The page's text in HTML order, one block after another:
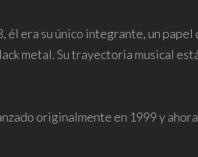
era su único integrante, un papel
metal. Su trayectoria musical
originalmente en 1999 y